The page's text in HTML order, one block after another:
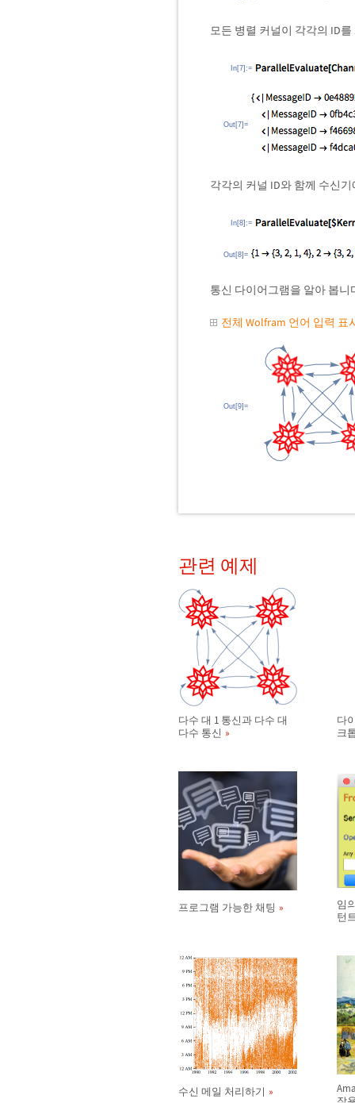
모든 병렬 커널이 각각의 ID
In[7]:=
Out[7]=
각각의 커널 ID와 함께 수신
In[8]:=
Out[8]=
통신 다이어그램을 알아 봅니
전체 Wolfram 언어 입력 표
Out[9]=
관련 예제
다수 대 1 통신과 다수 대
다수 통신
다
크
프로그램 가능한 채팅
임
턴
수신 메일 처리하기